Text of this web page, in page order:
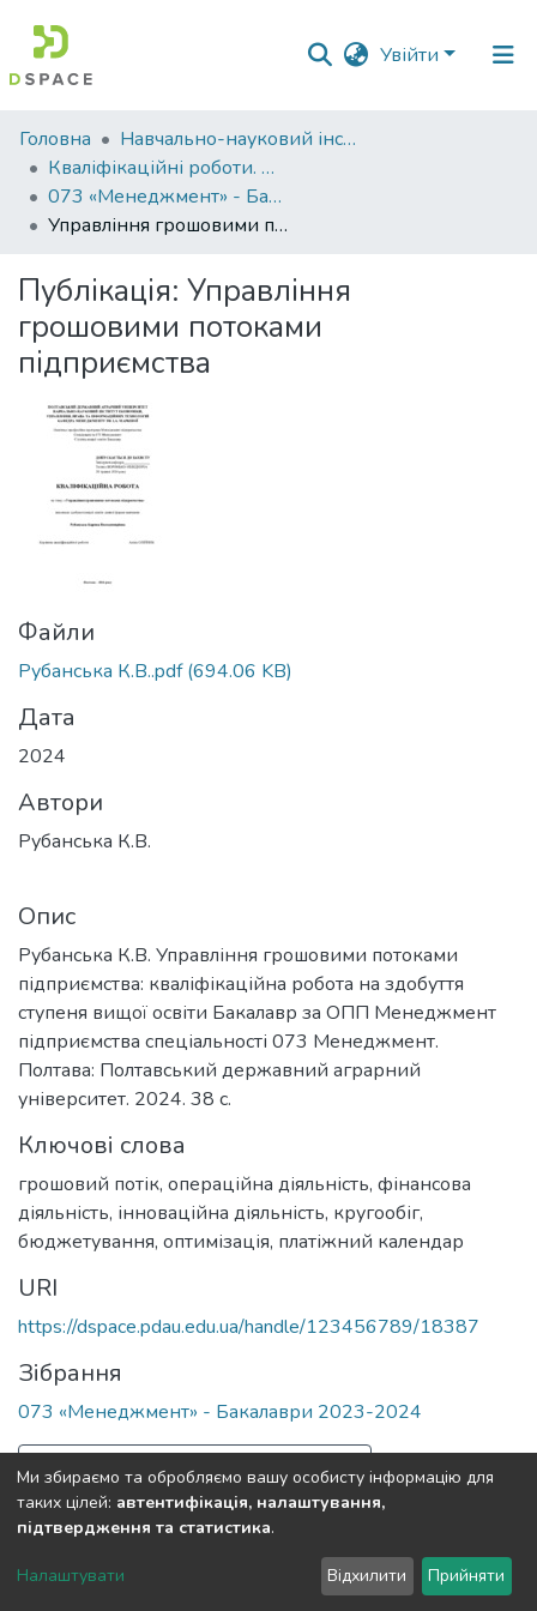
Увійти
Фонди
та
зібрання
Пошук за критеріями
Статистика
Головна
Навчально-науковий інститут економіки, управління, права та інформаційних технологій
Кваліфікаційні роботи. ННІ економіки, управління, права та ІТ
073 «Менеджмент» - Бакалаври 2023-2024
Управління грошовими потоками підприємства
Публікація: Управління
грошовими потоками
підприємства
Файли
Рубанська К.В..pdf(694.06 KB)
Дата
2024
Автори
Рубанська К.В.
Опис
Рубанська К.В. Управління грошовими потоками
підприємства: кваліфікаційна робота на здобуття
ступеня вищої освіти Бакалавр за ОПП Менеджмент
підприємства спеціальності 073 Менеджмент.
Полтава: Полтавський державний аграрний
університет. 2024. 38 с.
Ключові слова
грошовий потік, операційна діяльність, фінансова
діяльність, інноваційна діяльність, кругообіг,
бюджетування, оптимізація, платіжний календар
URI
https://dspace.pdau.edu.ua/handle/123456789/18387
Зібрання
073 «Менеджмент» - Бакалаври 2023-2024
Повна інформація про документ
Полтавський державний аграрний університет
LYRASIS
Зворотній зв'язок
Ми збираємо та обробляємо вашу особисту інформацію для
таких цілей: автентифікація, налаштування,
підтвердження та статистика.
Налаштувати Відхилити Прийняти